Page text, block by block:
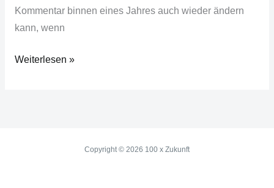
Kommentar binnen eines Jahres auch wieder ändern
kann, wenn
Weiterlesen »
Copyright © 2026 100 x Zukunft